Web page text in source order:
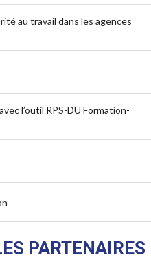
au travail dans les agences
l’outil RPS-DU Formation-
PARTENAIRES